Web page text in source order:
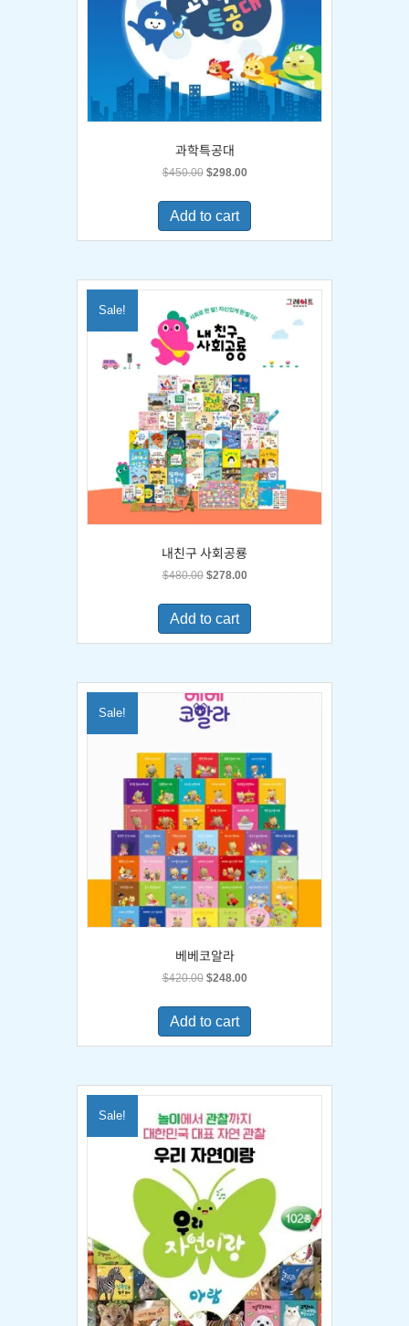
과학특공대
$450.00 Original
was:
$450.00.
$298.00Current
is:
Add to cart
Sale!
내친구 사회공룡
$480.00 Original
was:
$480.00.
$278.00Current
is:
Add to cart
Sale!
베베코알라
$420.00 Original
was:
$420.00.
$248.00Current
is:
Add to cart
Sale!